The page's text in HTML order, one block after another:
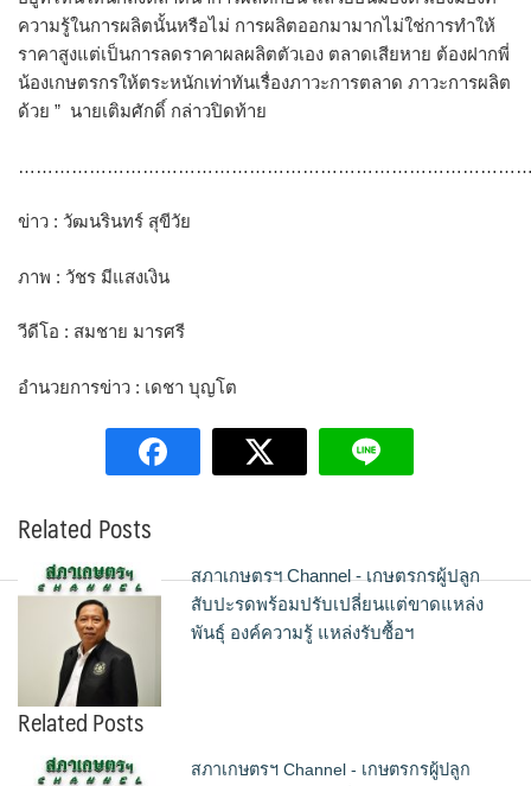
ความรู้ในการผลิตนั้นหรือไม่ การผลิตออกมามากไม่ใช่การทำให้
ราคาสูงแต่เป็นการลดราคาผลผลิตตัวเอง ตลาดเสียหาย ต้องฝากพี่
น้องเกษตรกรให้ตระหนักเท่าทันเรื่องภาวะการตลาด ภาวะการผลิต
ด้วย ” นายเติมศักดิ์ กล่าวปิดท้าย
ข่าว : วัฒนรินทร์ สุขีวัย
ภาพ : วัชร มีแสงเงิน
วีดีโอ : สมชาย มารศรี
อำนวยการข่าว : เดชา บุญโต
Related Posts
สภาเกษตรฯ Channel - เกษตรกรผู้ปลูก
สับปะรดพร้อมปรับเปลี่ยนแต่ขาดแหล่ง
พันธุ์ องค์ความรู้ แหล่งรับซื้อฯ
Related Posts
สภาเกษตรฯ Channel - เกษตรกรผู้ปลูก